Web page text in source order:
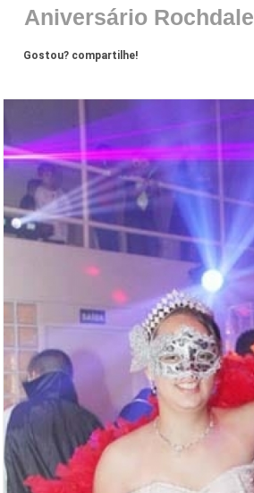
Aniversário Rochdale
Gostou? compartilhe!